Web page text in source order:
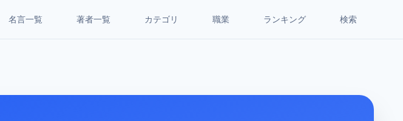
名言一覧 著者一覧 カテゴリ 職業 ランキング 検索